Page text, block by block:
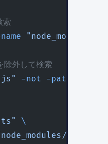
索
"node_modules"
外して検索
-not -path
\
*"